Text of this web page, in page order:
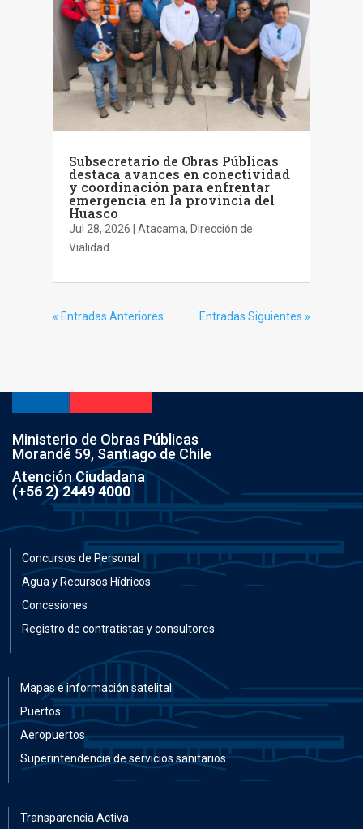
Subsecretario de Obras Públicas
destaca avances en conectividad
y coordinación para enfrentar
emergencia en la provincia del
Huasco
Jul 28, 2026 | Atacama, Dirección de
Vialidad
« Entradas Anteriores Entradas Siguientes »
Ministerio de Obras Públicas
Morandé 59, Santiago de Chile
Atención Ciudadana
(+56 2) 2449 4000
Concursos de Personal
Agua y Recursos Hídricos
Concesiones
Registro de contratistas y consultores
Mapas e información satelital
Puertos
Aeropuertos
Superintendencia de servicios sanitarios
Transparencia Activa